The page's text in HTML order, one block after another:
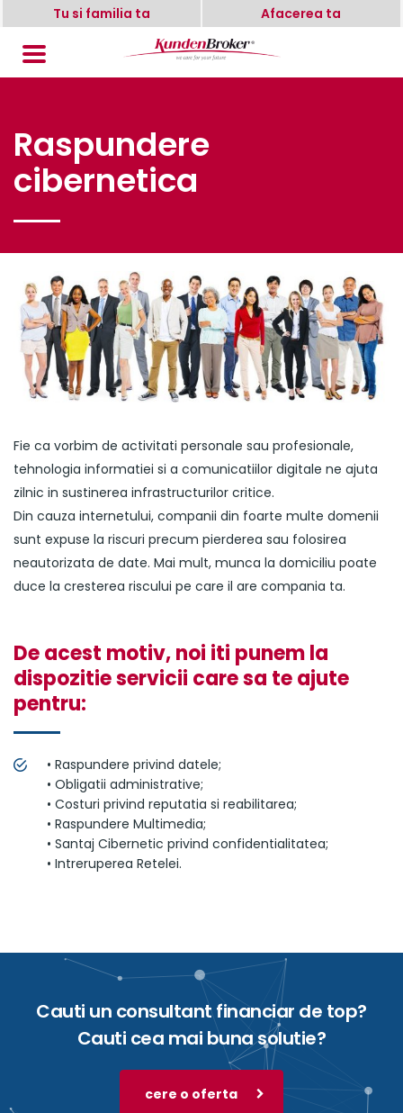
Tu si familia ta Afacerea ta
Raspundere
cibernetica
Fie ca vorbim de activitati personale sau profesionale,
tehnologia informatiei si a comunicatiilor digitale ne ajuta
zilnic in sustinerea infrastructurilor critice.
Din cauza internetului, companii din foarte multe domenii
sunt expuse la riscuri precum pierderea sau folosirea
neautorizata de date. Mai mult, munca la domiciliu poate
duce la cresterea riscului pe care il are compania ta.
De acest motiv, noi iti punem la
dispozitie servicii care sa te ajute
pentru:
• Raspundere privind datele;
• Obligatii administrative;
• Costuri privind reputatia si reabilitarea;
• Raspundere Multimedia;
• Santaj Cibernetic privind confidentialitatea;
• Intreruperea Retelei.
Cauti un consultant financiar de top?
Cauti cea mai buna solutie?
cere o oferta